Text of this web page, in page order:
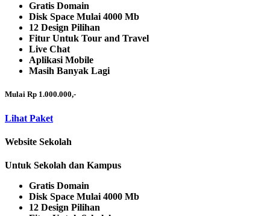
Gratis Domain
Disk Space Mulai 4000 Mb
12 Design Pilihan
Fitur Untuk Tour and Travel
Live Chat
Aplikasi Mobile
Masih Banyak Lagi
Mulai Rp 1.000.000,-
Lihat Paket
Website Sekolah
Untuk Sekolah dan Kampus
Gratis Domain
Disk Space Mulai 4000 Mb
12 Design Pilihan